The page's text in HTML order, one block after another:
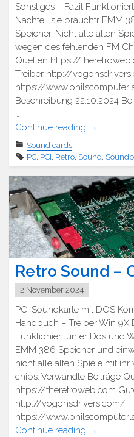
Sonstiges – Fazit
Nachteil sie brauchtr EMM
Speicher. Nicht alle alten
wegen des fehlenden FM
Quellen https://
Treiber http://
https://
Beschreibung 22.10.2024
…
Continue reading "Retro
–
CT4810,
CT
4750"
→
Sound cards
PC PCI Retro Sound
Retro Sound –
2 November 2024
PCI Soundkarte mit DOS
Handbuch – Treiber Win 9X
Funktioniert unter Dos und
EMM 386 Speicher und
nicht alle alten Spiele mit
chips. Verwandte Beiträge
https://theretroweb.com
http://vogonsdrivers.com/
https://
Continue reading "Retro
→